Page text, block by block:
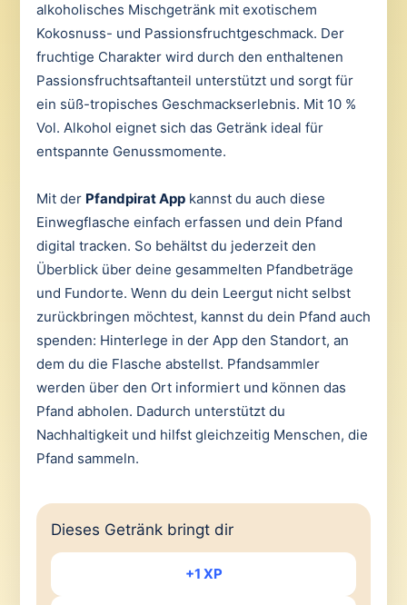
alkoholisches Mischgetränk mit exotischem
Kokosnuss- und Passionsfruchtgeschmack. Der
fruchtige Charakter wird durch den enthaltenen
Passionsfruchtsaftanteil unterstützt und sorgt für
ein süß-tropisches Geschmackserlebnis. Mit 10 %
Vol. Alkohol eignet sich das Getränk ideal für
entspannte Genussmomente.
Mit der Pfandpirat Appkannst du auch diese
Einwegflasche einfach erfassen und dein Pfand
digital tracken. So behältst du jederzeit den
Überblick über deine gesammelten Pfandbeträge
und Fundorte. Wenn du dein Leergut nicht selbst
zurückbringen möchtest, kannst du dein Pfand auch
spenden: Hinterlege in der App den Standort, an
dem du die Flasche abstellst. Pfandsammler
werden über den Ort informiert und können das
Pfand abholen. Dadurch unterstützt du
Nachhaltigkeit und hilfst gleichzeitig Menschen, die
Pfand sammeln.
Dieses Getränk bringt dir
+1 XP